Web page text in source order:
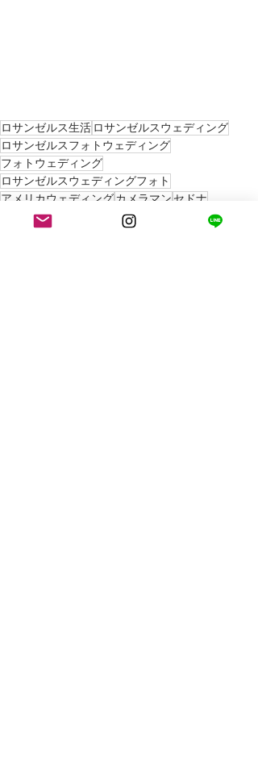
ロサンゼルス生活 ロサンゼルスウェディング
ロサンゼルスフォトウェディング
フォトウェディング
ロサンゼルスウェディングフォト
アメリカウェディングカメラマン セドナ
ロサンゼルスカメラマン